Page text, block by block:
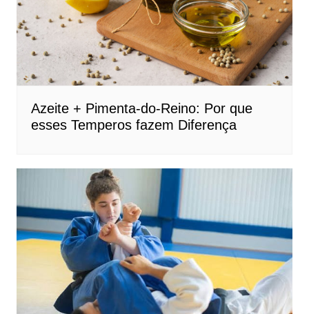
Azeite + Pimenta-do-Reino: Por que
esses Temperos fazem Diferença